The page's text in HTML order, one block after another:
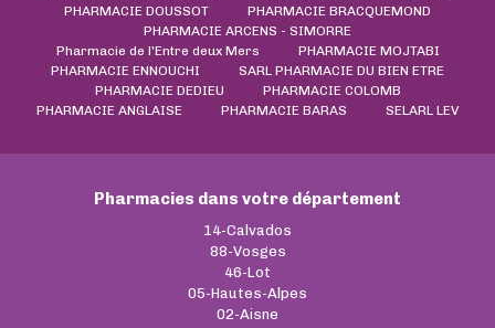
PHARMACIE DOUSSOT
PHARMACIE BRACQUEMOND
PHARMACIE ARCENS - SIMORRE
Pharmacie de l'Entre deux Mers
PHARMACIE MOJTABI
PHARMACIE ENNOUCHI
SARL PHARMACIE DU BIEN ETRE
PHARMACIE DEDIEU
PHARMACIE COLOMB
PHARMACIE ANGLAISE
PHARMACIE BARAS SELARL LEV
Pharmacies dans votre département
14-Calvados
88-Vosges
46-Lot
05-Hautes-Alpes
02-Aisne